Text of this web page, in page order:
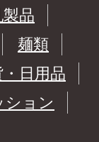
品
麺類
日用品
ション